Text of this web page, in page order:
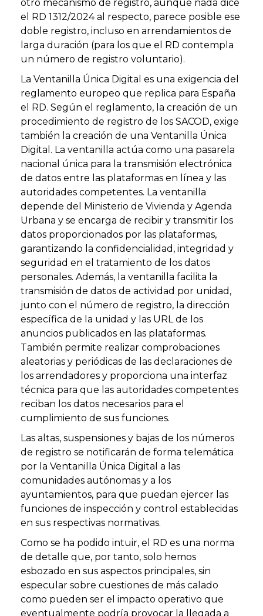
otro mecanismo de registro, aunque nada dice
el RD 1312/2024 al respecto, parece posible ese
doble registro, incluso en arrendamientos de
larga duración (para los que el RD contempla
un número de registro voluntario).
La Ventanilla Única Digital es una exigencia del
reglamento europeo que replica para España
el RD. Según el reglamento, la creación de un
procedimiento de registro de los SACOD, exige
también la creación de una Ventanilla Única
Digital. La ventanilla actúa como una pasarela
nacional única para la transmisión electrónica
de datos entre las plataformas en línea y las
autoridades competentes. La ventanilla
depende del Ministerio de Vivienda y Agenda
Urbana y se encarga de recibir y transmitir los
datos proporcionados por las plataformas,
garantizando la confidencialidad, integridad y
seguridad en el tratamiento de los datos
personales. Además, la ventanilla facilita la
transmisión de datos de actividad por unidad,
junto con el número de registro, la dirección
específica de la unidad y las URL de los
anuncios publicados en las plataformas.
También permite realizar comprobaciones
aleatorias y periódicas de las declaraciones de
los arrendadores y proporciona una interfaz
técnica para que las autoridades competentes
reciban los datos necesarios para el
cumplimiento de sus funciones.
Las altas, suspensiones y bajas de los números
de registro se notificarán de forma telemática
por la Ventanilla Única Digital a las
comunidades autónomas y a los
ayuntamientos, para que puedan ejercer las
funciones de inspección y control establecidas
en sus respectivas normativas.
Como se ha podido intuir, el RD es una norma
de detalle que, por tanto, solo hemos
esbozado en sus aspectos principales, sin
especular sobre cuestiones de más calado
como pueden ser el impacto operativo que
eventualmente podría provocar la llegada a